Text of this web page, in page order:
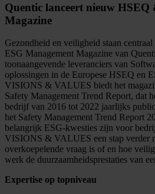
Quentic lanceert nieuw
Magazine
Gezondheid en veiligheid staan
ESG Management Magazine van
toonaangevende leveranciers van
oplossingen in de Europese HSEQ en
VISIONS & VALUES biedt het
Safety Management Trend Report, dat
bedrijf van 2016 tot 2022 jaarlijks
het Safety Management Trend Report
belangrijk ESG-kwesties zijn voor
VISIONS & VALUES een stap verder
overkoepelende vraag is of en hoe
werk de duurzaamheidsprestaties van
Expertise op topniveau